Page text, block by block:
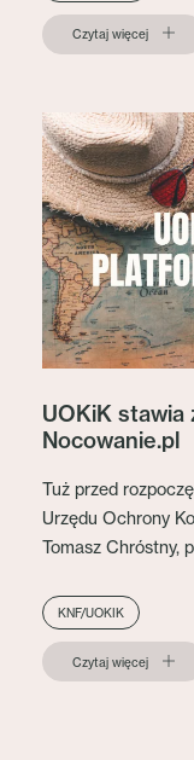
Czytaj więcej
UOKiK
Nocowanie.pl
Tuż przed
Urzędu Ochrony
Tomasz Chróstny,
KNF/UOKIK
Czytaj więcej